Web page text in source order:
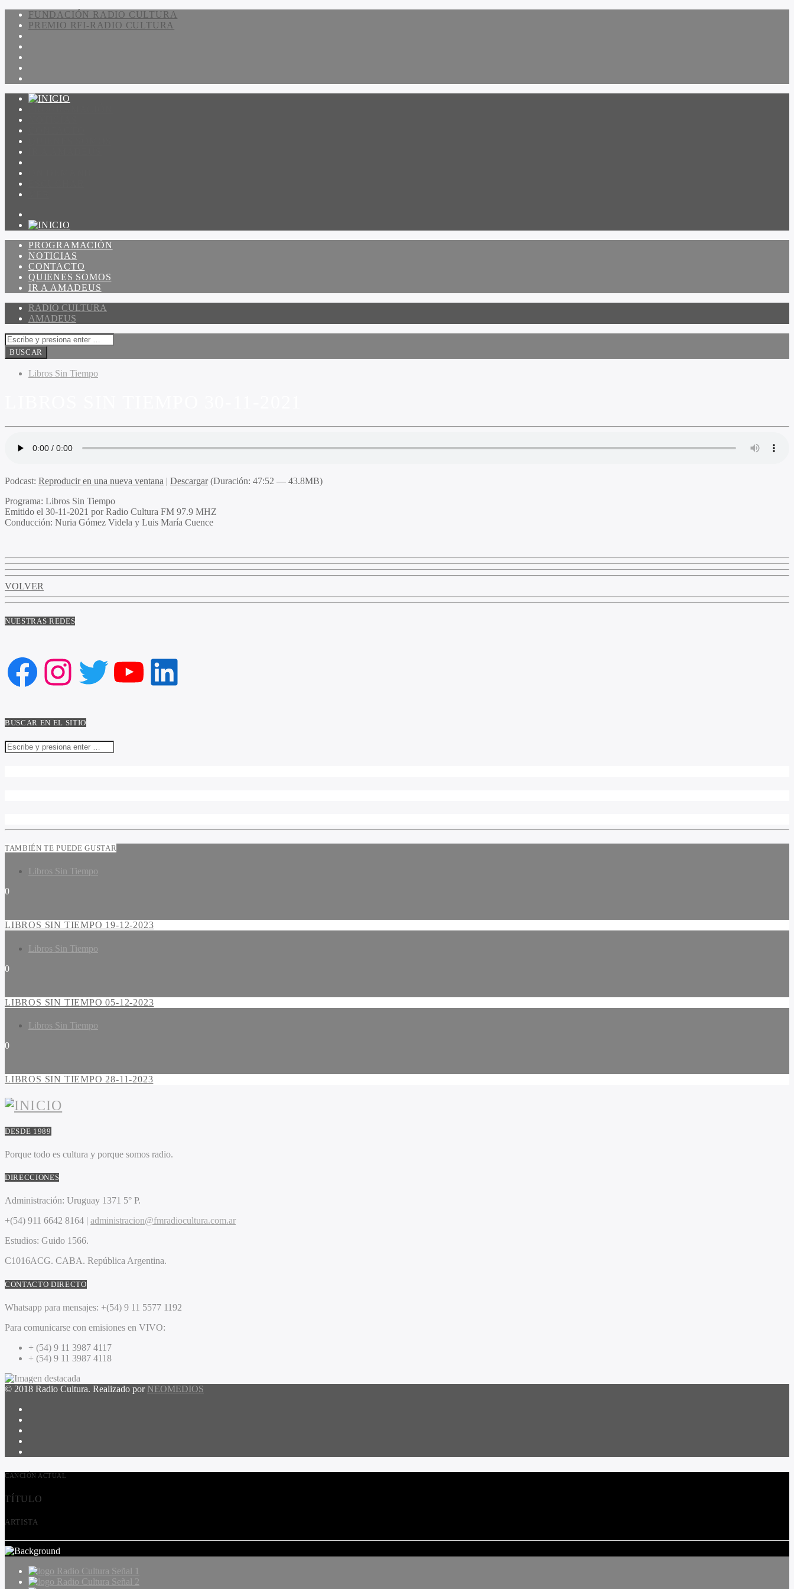
FUNDACIÓN RADIO CULTURA
PREMIO RFI-RADIO CULTURA
PROGRAMACIÓN
NOTICIAS
CONTACTO
QUIENES SOMOS
IR A AMADEUS
RADIO CULTURA
AMADEUS
Libros Sin Tiempo
Podcast: Reproducir en una nueva ventana | Descargar(Duración: 47:52 — 43.8MB)
Programa: Libros Sin Tiempo
Emitido el 30-11-2021 por Radio Cultura FM 97.9 MHZ
Conducción: Nuria Gómez Videla y Luis María Cuence
VOLVER
NUESTRAS REDES
Facebook
Instagram
Twitter
YouTube
LinkedIn
BUSCAR EN EL SITIO
TAMBIÉN TE PUEDE GUSTAR
Libros Sin Tiempo
0
LIBROS SIN TIEMPO 19-12-2023
Libros Sin Tiempo
0
LIBROS SIN TIEMPO 05-12-2023
Libros Sin Tiempo
0
LIBROS SIN TIEMPO 28-11-2023
DESDE 1989
Porque todo es cultura y porque somos radio.
DIRECCIONES
Administración: Uruguay 1371 5° P.
+(54) 911 6642 8164 | administracion@fmradiocultura.com.ar
Estudios: Guido 1566.
C1016ACG. CABA. República Argentina.
CONTACTO DIRECTO
Whatsapp para mensajes: +(54) 9 11 5577 1192
Para comunicarse con emisiones en VIVO:
+ (54) 9 11 3987 4117
+ (54) 9 11 3987 4118
© 2018 Radio Cultura. Realizado por NEOMEDIOS
CANCIÓN ACTUAL
TÍTULO
ARTISTA
Radio Cultura Señal 1
Radio Cultura Señal 2